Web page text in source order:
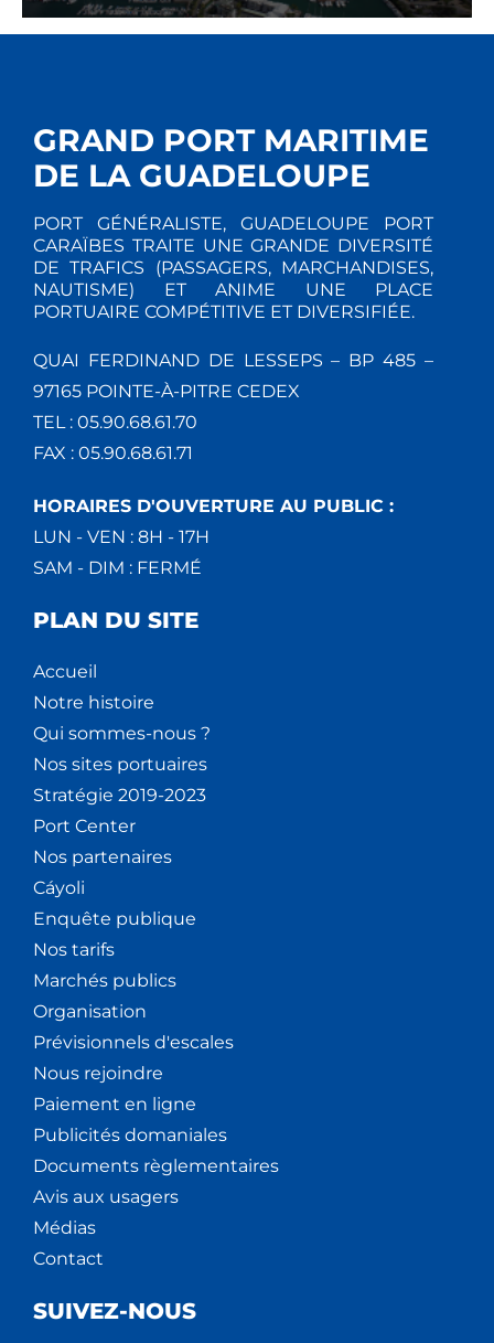
GRAND PORT MARITIME
DE LA GUADELOUPE
PORT GÉNÉRALISTE, GUADELOUPE PORT
CARAÏBES TRAITE UNE GRANDE DIVERSITÉ
DE TRAFICS (PASSAGERS, MARCHANDISES,
NAUTISME) ET ANIME UNE PLACE
PORTUAIRE COMPÉTITIVE ET DIVERSIFIÉE.
QUAI FERDINAND DE LESSEPS – BP 485 –
97165 POINTE-À-PITRE CEDEX
TEL : 05.90.68.61.70
FAX : 05.90.68.61.71
HORAIRES D'OUVERTURE AU PUBLIC :
LUN - VEN : 8H - 17H
SAM - DIM : FERMÉ
PLAN DU SITE
Accueil
Notre histoire
Qui sommes-nous ?
Nos sites portuaires
Stratégie 2019-2023
Port Center
Nos partenaires
Cáyoli
Enquête publique
Nos tarifs
Marchés publics
Organisation
Prévisionnels d'escales
Nous rejoindre
Paiement en ligne
Publicités domaniales
Documents règlementaires
Avis aux usagers
Médias
Contact
SUIVEZ-NOUS